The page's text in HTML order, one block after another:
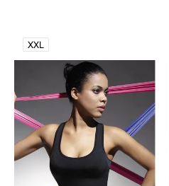
XXL